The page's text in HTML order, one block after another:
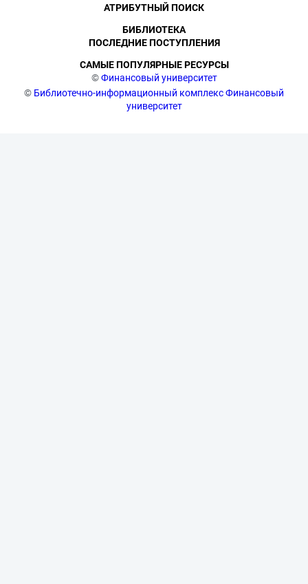
©Финансовый университет
© Библиотечно-информационный комплекс Финансовый
университет
АТРИБУТНЫЙ ПОИСК
БИБЛИОТЕКА
ПОСЛЕДНИЕ ПОСТУПЛЕНИЯ
САМЫЕ ПОПУЛЯРНЫЕ РЕСУРСЫ